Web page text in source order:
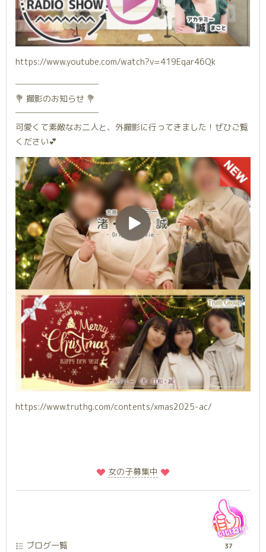
https://www.youtube.com/watch?v=419Eqar46Qk
──────────
💐 撮影のお知らせ 💐
──────────
可愛くて素敵なお二人と、外撮影に行ってきました！ぜひご覧
ください💕
https://www.truthg.com/contents/xmas2025-ac/
️女の子募集中
ブログ一覧 37